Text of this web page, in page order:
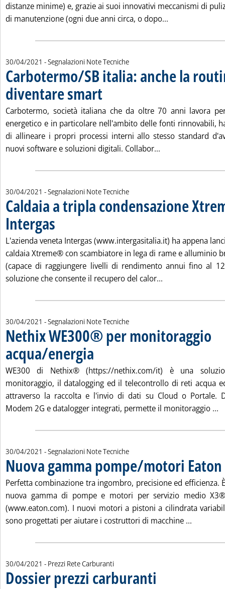
distanze minime) e, grazie ai suoi innovativi meccanismi di
di manutenzione (ogni due anni circa, o dopo...
30/04/2021 - Segnalazioni Note Tecniche
Carbotermo/SB italia: anche la
diventare smart
. Pubblicata venerdì 30 aprile 2021 alle 10.19.
Carbotermo, società italiana che da oltre 70 anni lavora
energetico e in particolare nell'ambito delle fonti rinnovabili,
di allineare i propri processi interni allo stesso standard
nuovi software e soluzioni digitali. Collabor...
30/04/2021 - Segnalazioni Note Tecniche
Caldaia a tripla condensazione
Intergas
. Pubblicata venerdì 30 aprile 2021 alle 10.19.
L'azienda veneta Intergas (www.intergasitalia.it) ha appena
caldaia Xtreme® con scambiatore in lega di rame e alluminio
(capace di raggiungere livelli di rendimento annui fino al
soluzione che consente il recupero del calor...
30/04/2021 - Segnalazioni Note Tecniche
Nethix WE300® per monitoraggio
acqua/energia
. Pubblicata venerdì 30 aprile 2021 alle 10.18.
WE300 di Nethix® (https://nethix.com/it) è una
monitoraggio, il datalogging ed il telecontrollo di reti acqua
attraverso la raccolta e l'invio di dati su Cloud o Portale.
Modem 2G e datalogger integrati, permette il monitoraggio ...
30/04/2021 - Segnalazioni Note Tecniche
Nuova gamma pompe/motori Eaton
. Pubblicata venerdì 30 aprile 2021 alle 10.18.
Perfetta combinazione tra ingombro, precisione ed efficienza.
nuova gamma di pompe e motori per servizio medio
(www.eaton.com). I nuovi motori a pistoni a cilindrata
sono progettati per aiutare i costruttori di macchine ...
30/04/2021 - Prezzi Rete Carburanti
Dossier prezzi carburanti